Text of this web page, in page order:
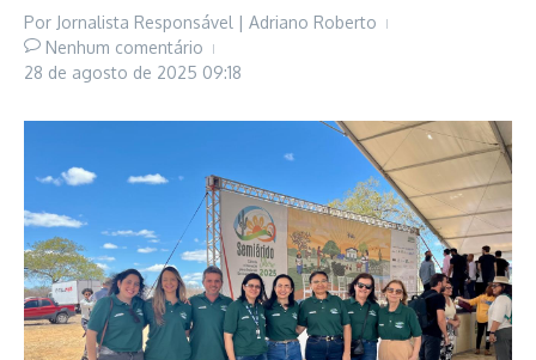
Por Jornalista Responsável | Adriano Roberto
Nenhum comentário
28 de agosto de 2025 09:18